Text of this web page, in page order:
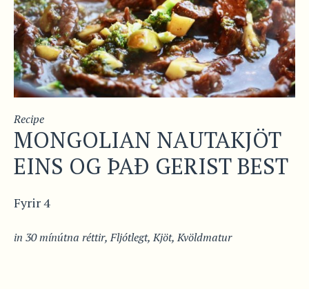
Recipe
MONGOLIAN NAUTAKJÖT
EINS OG ÞAÐ GERIST BEST
Fyrir 4
in 30 mínútna réttir,Fljótlegt,Kjöt,Kvöldmatur